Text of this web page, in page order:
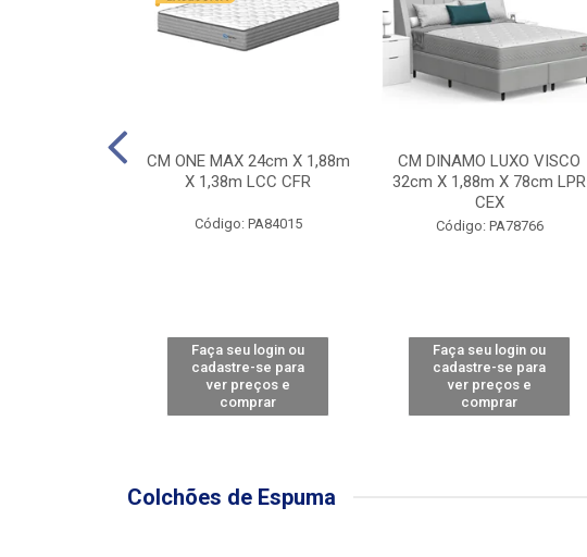
CM ONE MAX 24cm X 1,88m
X 1,38m LCC CFR
Código: PA84015
Faça seu login ou
cadastre-se para
ver preços e
comprar
CM DINAMO LUXO VISCO
32cm X 1,88m X 78cm LPR
CEX
Código: PA78766
Faça seu login ou
cadastre-se para
ver preços e
comprar
Colchões de Espuma